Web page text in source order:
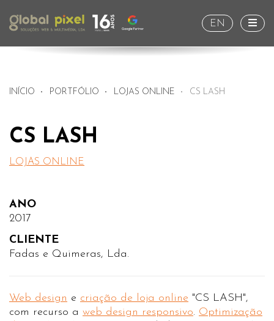
EN
INÍCIO PORTFÓLIO LOJAS ONLINE CS LASH
CS LASH
LOJAS ONLINE
ANO
2017
CLIENTE
Fadas e Quimeras, Lda.
Web design e criação de loja online "CS LASH",
com recurso a web design responsivo. Optimização